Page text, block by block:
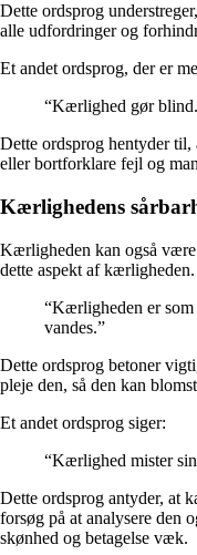
Dette ordsprog
alle udfordringer og
Et andet ordsprog, der er
“Kærlighed gør
Dette ordsprog hentyder til,
eller bortforklare fejl og
Kærlighedens
Kærligheden kan også være
dette aspekt af
“Kærligheden er som
vandes.”
Dette ordsprog betoner
pleje den, så den kan
Et andet ordsprog siger:
“Kærlighed mister
Dette ordsprog antyder, at
forsøg på at analysere den
skønhed og betagelse væk.